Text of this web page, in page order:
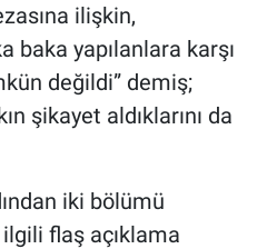
ilişkin,
baka yapılanlara karşı
değildi” demiş;
şikayet aldıklarını da
iki bölümü
flaş açıklama